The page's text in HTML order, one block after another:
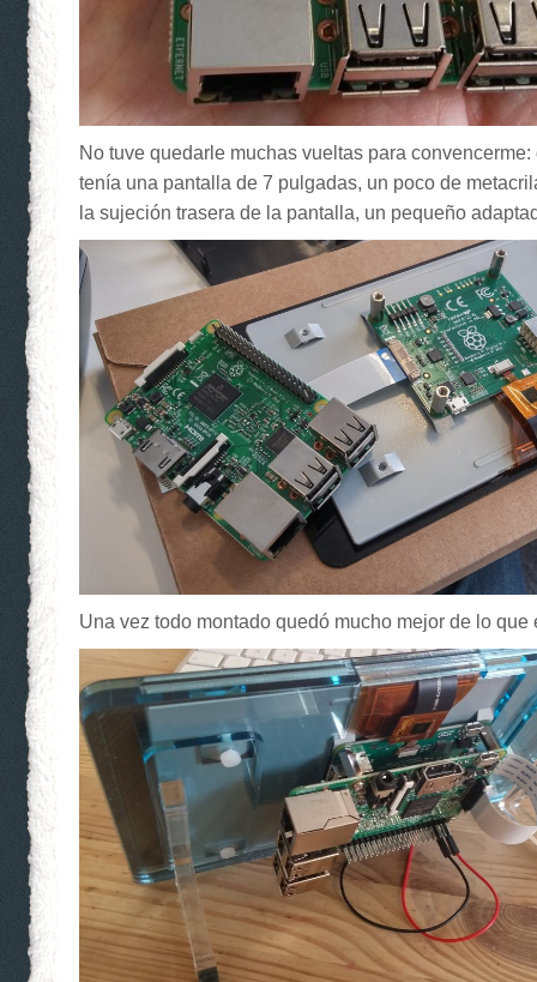
No tuve quedarle muchas vueltas para
tenía una pantalla de 7 pulgadas, un poco de
la sujeción trasera de la pantalla, un pequeño
Una vez todo montado quedó mucho mejor de lo